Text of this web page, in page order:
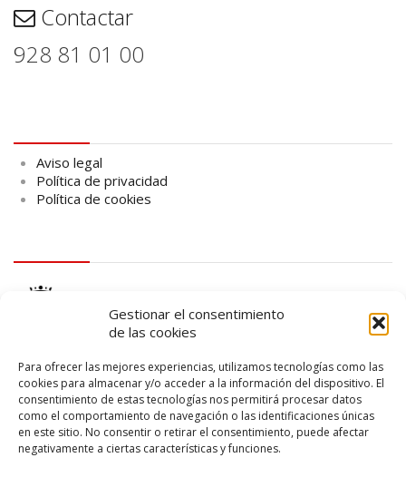
Gestionar el consentimiento
de las cookies
Para ofrecer las mejores experiencias, utilizamos tecnologías como las
cookies para almacenar y/o acceder a la información del dispositivo. El
consentimiento de estas tecnologías nos permitirá procesar datos
como el comportamiento de navegación o las identificaciones únicas
en este sitio. No consentir o retirar el consentimiento, puede afectar
negativamente a ciertas características y funciones.
Contactar
928 81 01 00
Aviso legal
Política de privacidad
Política de cookies
logo SID